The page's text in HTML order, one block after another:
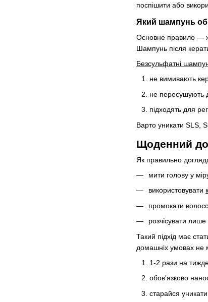
поспішити або
Який шампунь
Основне правило —
Шампунь після
Безсульфатні
не вимивають
не пересушують
підходять для
Варто уникати SLS,
Щоденний
Як правильно
мити голову у
використовувати
промокати
розчісувати
Такий підхід має
домашніх умовах не
1-2 рази на
обов'язково
старайся уникати